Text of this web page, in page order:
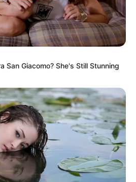
IBAL
IBAL mantiene suministro
estable pese a incremento
temporada turística
IBAL
Servicio de acueducto y
alcantarillado opera con
normalidad en Ibagué
IBAL
San Giacomo? She's Still Stunning